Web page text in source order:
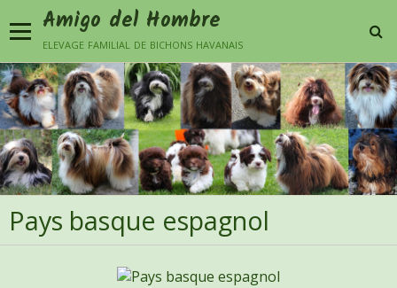
Amigo del Hombre
elevage familial de bichons havanais
Pays basque espagnol